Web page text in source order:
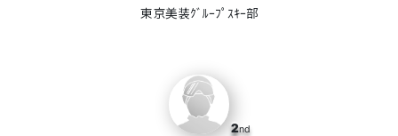
東京美装ｸﾞﾙｰﾌﾟｽｷｰ部
2nd